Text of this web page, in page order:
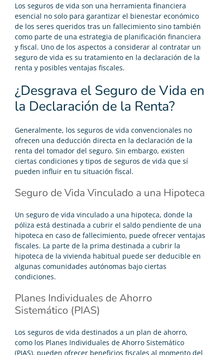
Los seguros de vida son una herramienta financiera
esencial no solo para garantizar el bienestar económico
de los seres queridos tras un fallecimiento sino también
como parte de una estrategia de planificación financiera
y fiscal. Uno de los aspectos a considerar al contratar un
seguro de vida es su tratamiento en la declaración de la
renta y posibles ventajas fiscales.
¿Desgrava el Seguro de Vida en
la Declaración de la Renta?
Generalmente, los seguros de vida convencionales no
ofrecen una deducción directa en la declaración de la
renta del tomador del seguro. Sin embargo, existen
ciertas condiciones y tipos de seguros de vida que sí
pueden influir en tu situación fiscal.
Seguro de Vida Vinculado a una Hipoteca
Un seguro de vida vinculado a una hipoteca, donde la
póliza está destinada a cubrir el saldo pendiente de una
hipoteca en caso de fallecimiento, puede ofrecer ventajas
fiscales. La parte de la prima destinada a cubrir la
hipoteca de la vivienda habitual puede ser deducible en
algunas comunidades autónomas bajo ciertas
condiciones.
Planes Individuales de Ahorro
Sistemático (PIAS)
Los seguros de vida destinados a un plan de ahorro,
como los Planes Individuales de Ahorro Sistemático
(PIAS), pueden ofrecer beneficios fiscales al momento del